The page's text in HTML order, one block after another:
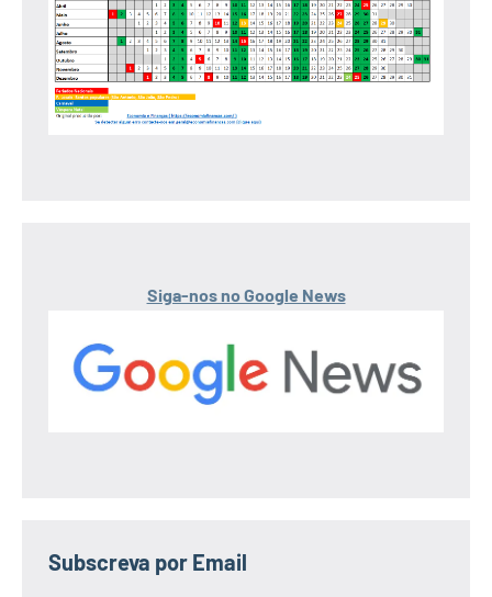
Siga-nos no Google News
Subscreva por Email